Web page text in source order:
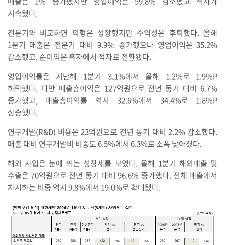
지속됐다.
전분기와 비교하면 외형은 성장했지만 수익성은 후퇴했다. 올해
1분기 매출은 전분기 대비 9.9% 증가했으나 영업이익은 35.2%
감소했고, 순이익은 흑자에서 적자로 전환됐다.
영업이익률은 지난해 1분기 3.1%에서 올해 1.2%로 1.9%P
하락했다. 다만 매출총이익은 127억원으로 전년 동기 대비 6.7%
증가했고, 매출총이익률 역시 32.6%에서 34.4%로 1.8%P
상승했다.
연구개발(R&D) 비용은 23억원으로 전년 동기 대비 2.2% 감소했다.
매출 대비 연구개발비 비중도 6.5%에서 6.3%로 소폭 낮아졌다.
해외 사업은 눈에 띄는 성장세를 보였다. 올해 1분기 해외매출 및
수출은 70억원으로 전년 동기 대비 96.6% 증가했다. 전체 매출에서
차지하는 비중 역시 9.8%에서 19.0%로 확대됐다.